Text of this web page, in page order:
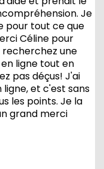
Je
pour tout ce que
Céline pour
recherchez une
ligne tout en
pas déçus! J'ai
ligne, et c'est sans
les points. Je la
grand merci